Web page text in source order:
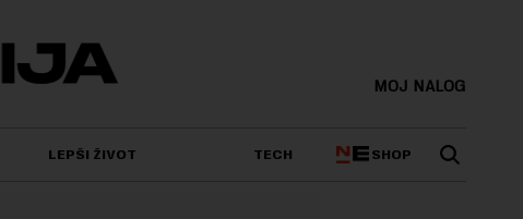
MOJ NALOG
LEPŠI ŽIVOT TECH SHOP